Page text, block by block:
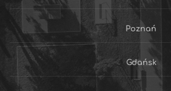
Poznań
Gdańsk